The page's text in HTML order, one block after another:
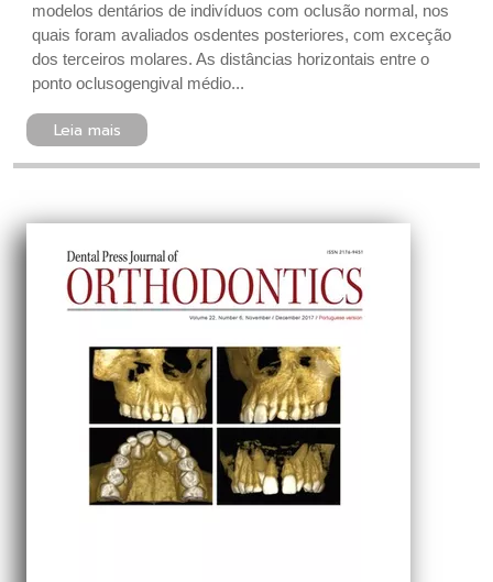
modelos dentários de indivíduos com oclusão normal, nos
quais foram avaliados osdentes posteriores, com exceção
dos terceiros molares. As distâncias horizontais entre o
ponto oclusogengival médio...
Leia mais